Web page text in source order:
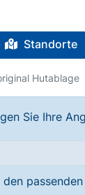
Standorte
Hutablage
Sie Ihre